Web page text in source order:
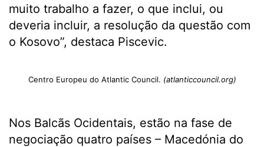
muito trabalho a fazer, o que inclui, ou
deveria incluir, a resolução da questão com
o Kosovo”, destaca Piscevic.
Centro Europeu do Atlantic Council. (atlanticcouncil.org)
Nos Balcãs Ocidentais, estão na fase de
negociação quatro países – Macedónia do